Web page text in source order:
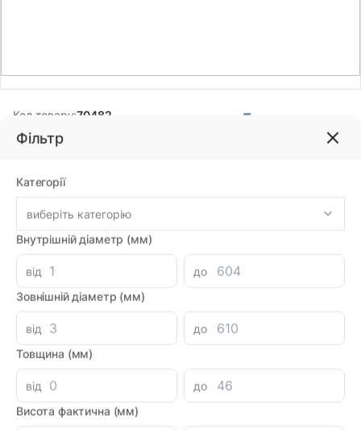
Фільтр
Категорії
виберіть категорію
Внутрішній діаметр (мм)
від
до
Зовнішній діаметр (мм)
від
до
Товщина (мм)
від
до
Висота фактична (мм)
Код товару:70482
Бренд:KASTAS
535.40грн
- + В корзину
Знайшли дешевше?
474.21 при замовленні на загальну сумму 1000 грн.
Аналоги
Кольцо поршня 48x56x4